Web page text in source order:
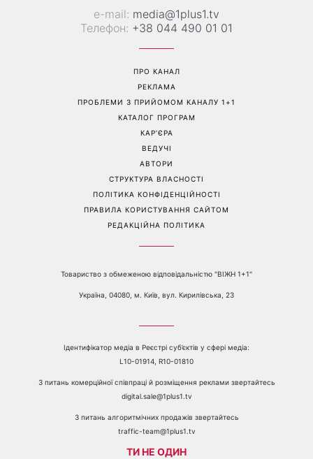
е-mail: media@1plus1.tv
Телефон: +38 044 490 01 01
ПРО КАНАЛ
РЕКЛАМА
ПРОБЛЕМИ З ПРИЙОМОМ КАНАЛУ 1+1
КАТАЛОГ ПРОГРАМ
КАР’ЄРА
ВЕДУЧІ
АВТОРИ
СТРУКТУРА ВЛАСНОСТІ
ПОЛІТИКА КОНФІДЕНЦІЙНОСТІ
ПРАВИЛА КОРИСТУВАННЯ САЙТОМ
РЕДАКЦІЙНА ПОЛІТИКА
Товариство з обмеженою відповідальністю "ВІЖН 1+1"
Україна, 04080, м. Київ, вул. Кирилівська, 23
Ідентифікатор медіа в Реєстрі суб’єктів у сфері медіа:
L10-01914, R10-01810
З питань комерційної співпраці й розміщення реклами звертайтесь
digital.sale@1plus1.tv
З питань алгоритмічних продажів звертайтесь
traffic-team@1plus1.tv
ТИ НЕ ОДИН